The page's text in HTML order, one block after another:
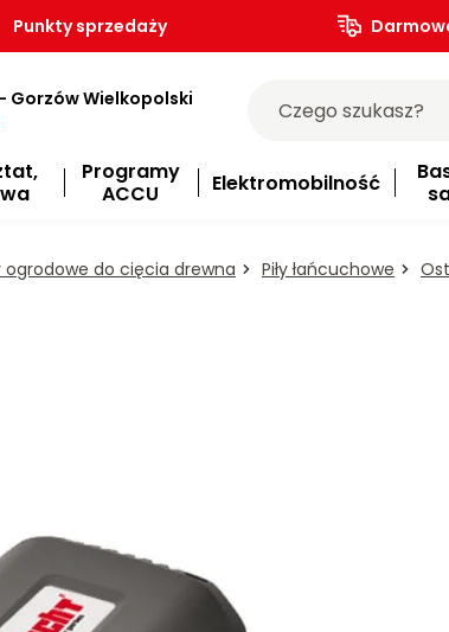
Punkty sprzedaży
- Gorzów Wielkopolski
Programy
ACCU
Elektromobilność
ogrodowe do cięcia drewna Piły łańcuchowe